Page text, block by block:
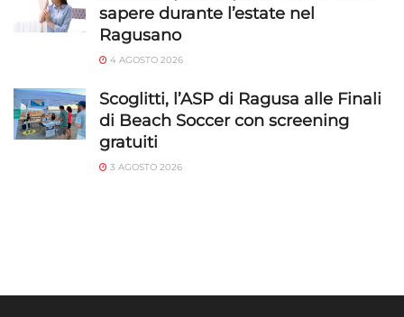
sapere durante l’estate nel
Ragusano
4 AGOSTO 2026
Scoglitti, l’ASP di Ragusa alle Finali
di Beach Soccer con screening
gratuiti
3 AGOSTO 2026